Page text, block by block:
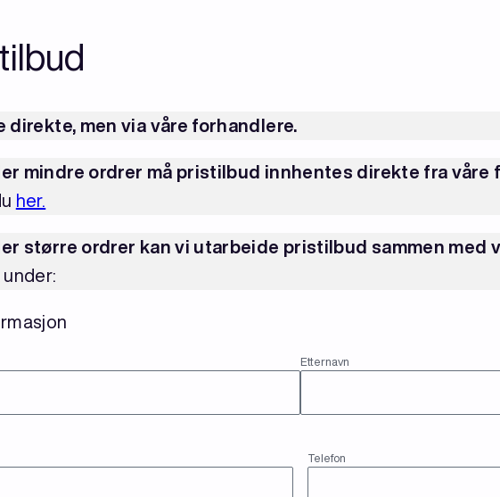
direkte, men via våre forhandlere.
mindre ordrer må pristilbud innhentes direkte fra våre
her.
større ordrer kan vi utarbeide pristilbud sammen med
under:
Etternavn
Telefon
Telefon